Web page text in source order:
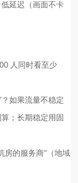
延迟（画面不卡
人同时看至少
？如果流量不稳定
；长期稳定用固
房的服务商”（地域